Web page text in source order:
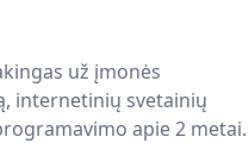
už įmonės
internetinių svetainių
apie 2 metai.